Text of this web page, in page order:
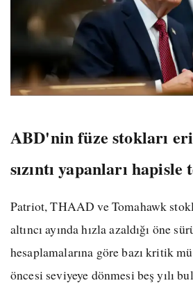
ABD'nin füze stokları
sızıntı yapanları
Patriot, THAAD ve Tomahawk
altıncı ayında hızla azaldığı öne
hesaplamalarına göre bazı kritik
öncesi seviyeye dönmesi beş yılı